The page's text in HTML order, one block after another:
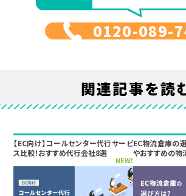
0120-089-
関連記事を読
【EC向け】コールセンター代行サービ
ス比較！おすすめ代行会社8選
NEW!
EC物流倉庫の
やおすすめの物